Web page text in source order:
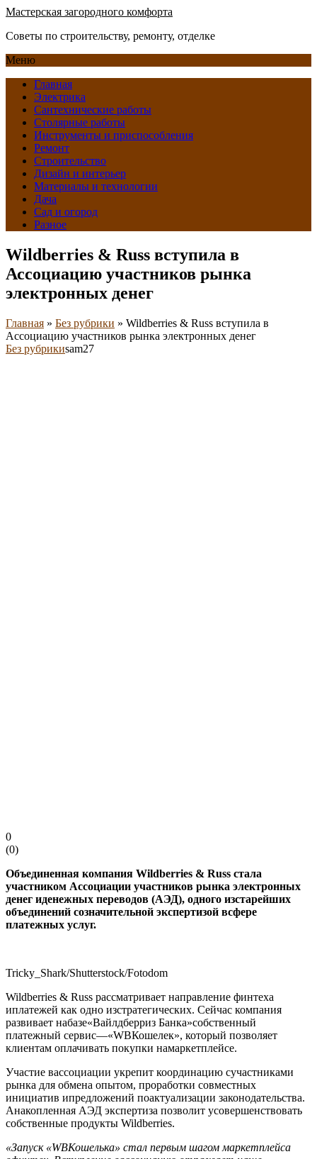
Мастерская загородного комфорта
Советы по строительству, ремонту, отделке
Меню
Главная
Электрика
Сантехнические работы
Столярные работы
Инструменты и приспособления
Ремонт
Строительство
Дизайн и интерьер
Материалы и технологии
Дача
Сад и огород
Разное
Wildberries & Russ вступила в
Ассоциацию участников рынка
электронных денег
Главная » Без рубрики » Wildberries & Russ вступила в
Ассоциацию участников рынка электронных денег
Без рубрикиsam27
0
(0)
Объединенная компания Wildberries & Russ стала
участником Ассоциации участников рынка электронных
денег иденежных переводов (АЭД), одного изстарейших
объединений созначительной экспертизой всфере
платежных услуг.
Tricky_Shark/Shutterstock/Fotodom
Wildberries & Russ рассматривает направление финтеха
иплатежей как одно изстратегических. Сейчас компания
развивает набазе«Вайлдберриз Банка»собственный
платежный сервис—«WBКошелек», который позволяет
клиентам оплачивать покупки намаркетплейсе.
Участие вассоциации укрепит координацию сучастниками
рынка для обмена опытом, проработки совместных
инициатив ипредложений поактуализации законодательства.
Анакопленная АЭД экспертиза позволит усовершенствовать
собственные продукты Wildberries.
«Запуск «WВКошелька» стал первым шагом маркетплейса